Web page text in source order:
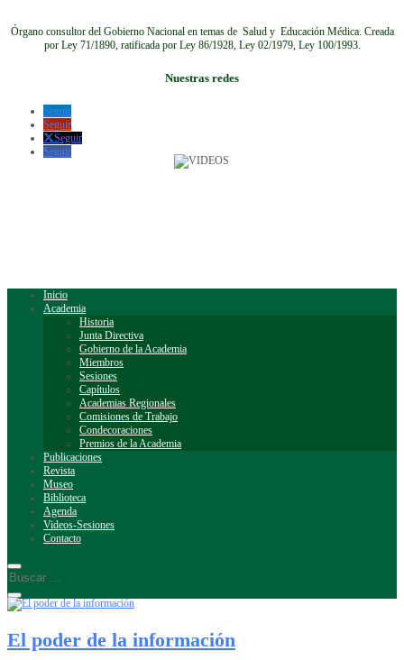
Órgano consultor del Gobierno Nacional en temas de Salud y Educación Médica. Creada
por Ley 71/1890, ratificada por Ley 86/1928, Ley 02/1979, Ley 100/1993.
Nuestras redes
Seguir
Seguir
Seguir
Seguir
Inicio
Academia
Historia
Junta Directiva
Gobierno de la Academia
Miembros
Sesiones
Capítulos
Academias Regionales
Comisiones de Trabajo
Condecoraciones
Premios de la Academia
Publicaciones
Revista
Museo
Biblioteca
Agenda
Videos-Sesiones
Contacto
El poder de la información